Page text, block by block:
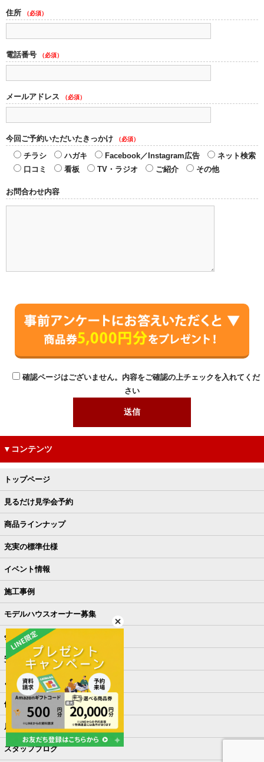
住所 （必須）
電話番号 （必須）
メールアドレス （必須）
今回ご予約いただいたきっかけ （必須）
チラシ ハガキ Facebook／Instagram広告
ネット検索
口コミ
看板 TV・ラジオ ご紹介 その他
お問合わせ内容
確認ページはございません。内容をご確認の上チェックを入れてくだ
さい
▼コンテンツ
トップページ
見るだけ見学会予約
商品ラインナップ
充実の標準仕様
イベント情報
施工事例
モデルハウスオーナー募集
会社概要
安さの秘密
よくある質問
他社との違い
店舗ご来店予約
スタッフブログ